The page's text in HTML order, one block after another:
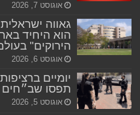
אוגוסט 7, 2026
גאווה
הוא היחיד
הירוקים"
אוגוסט 6, 2026
יומיים
תפסו שב״חים
אוגוסט 5, 2026